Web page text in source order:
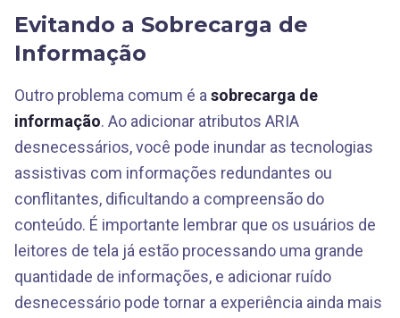
Evitando a Sobrecarga de
Informação
Outro problema comum é a sobrecarga de
informação. Ao adicionar atributos ARIA
desnecessários, você pode inundar as tecnologias
assistivas com informações redundantes ou
conflitantes, dificultando a compreensão do
conteúdo. É importante lembrar que os usuários de
leitores de tela já estão processando uma grande
quantidade de informações, e adicionar ruído
desnecessário pode tornar a experiência ainda mais